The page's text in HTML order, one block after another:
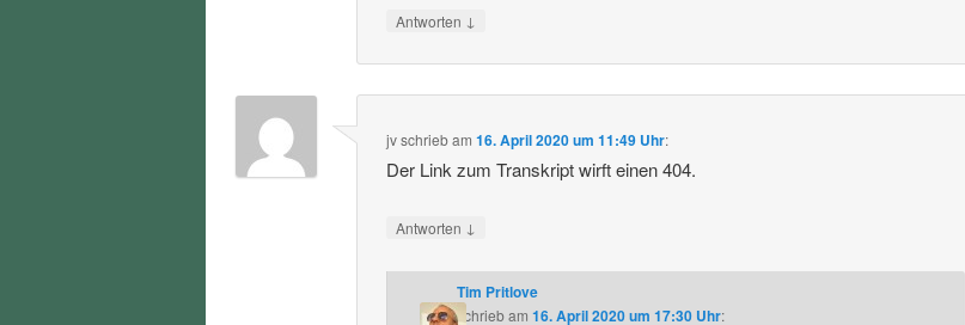
Antworten ↓
jvschriebam16. April 2020 um 11:49 Uhr:
Der Link zum Transkript wirft einen 404.
Antworten ↓
Tim Pritlove
schriebam 16. April 2020 um 17:30 Uhr: